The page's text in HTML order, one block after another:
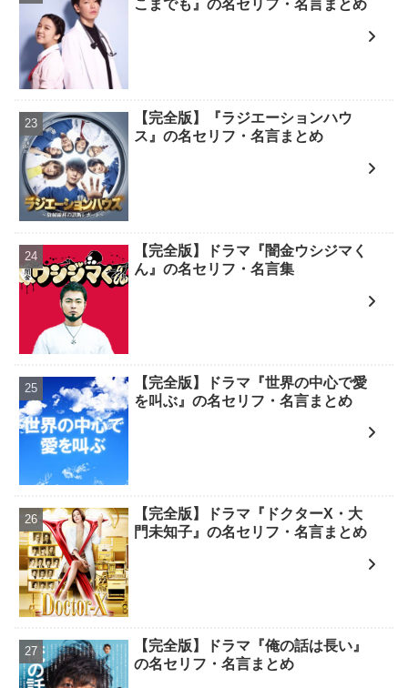
こまでも』の名セリフ・名言まとめ
【完全版】『ラジエーションハウ
ス』の名セリフ・名言まとめ
【完全版】ドラマ『闇金ウシジマく
ん』の名セリフ・名言集
【完全版】ドラマ『世界の中心で愛
を叫ぶ』の名セリフ・名言まとめ
【完全版】ドラマ『ドクターX・大
門未知子』の名セリフ・名言まとめ
【完全版】ドラマ『俺の話は長い』
の名セリフ・名言まとめ